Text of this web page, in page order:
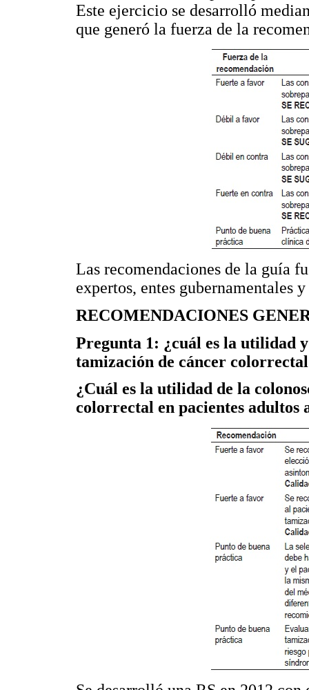
Este ejercicio se desarrolló
que generó la fuerza de la
Las recomendaciones de la guía
expertos, entes gubernamentales
RECOMENDACIONES
Pregunta 1: ¿cuál es la utilidad
tamización de cáncer
¿Cuál es la utilidad de la
colorrectal en pacientes adultos